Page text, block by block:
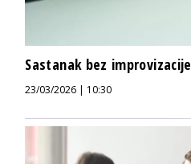
Sastanak bez improvizacije
23/03/2026 | 10:30